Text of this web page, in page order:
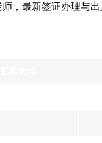
，最新签证办理与